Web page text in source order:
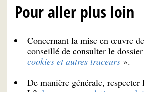
Pour aller plus loin
Concernant la mise en œuvre de
conseillé de consulter le
cookies et autres traceurs ».
De manière générale,